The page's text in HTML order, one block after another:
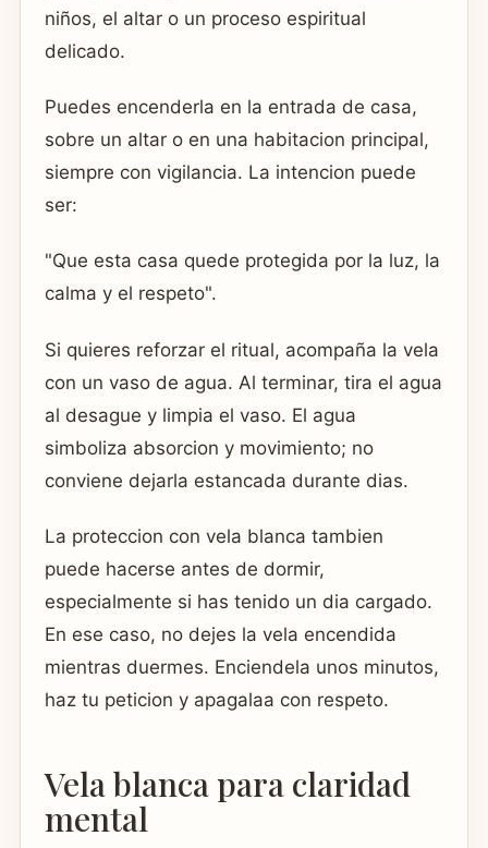
niños, el altar o un proceso espiritual
delicado.
Puedes encenderla en la entrada de casa,
sobre un altar o en una habitacion principal,
siempre con vigilancia. La intencion puede
ser:
"Que esta casa quede protegida por la luz, la
calma y el respeto".
Si quieres reforzar el ritual, acompaña la vela
con un vaso de agua. Al terminar, tira el agua
al desague y limpia el vaso. El agua
simboliza absorcion y movimiento; no
conviene dejarla estancada durante dias.
La proteccion con vela blanca tambien
puede hacerse antes de dormir,
especialmente si has tenido un dia cargado.
En ese caso, no dejes la vela encendida
mientras duermes. Enciendela unos minutos,
haz tu peticion y apagalaa con respeto.
Vela blanca para claridad
mental